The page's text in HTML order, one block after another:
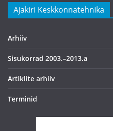
Ajakiri Keskkonnatehnika
Arhiiv
Sisukorrad 2003.–2013.a
Artiklite arhiiv
Terminid